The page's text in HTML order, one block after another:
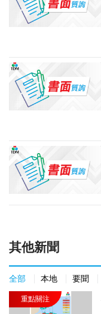
其他新聞
全部 本地 要聞